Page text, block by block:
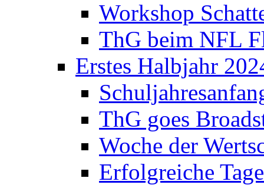
Workshop
ThG beim NFL
Erstes Halbjahr
ThG goes
Woche der
Erfolgreiche